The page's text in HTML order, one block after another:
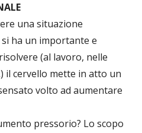
una situazione
ha un importante e
(al lavoro, nelle
il cervello mette in atto un
volto ad aumentare
pressorio? Lo scopo